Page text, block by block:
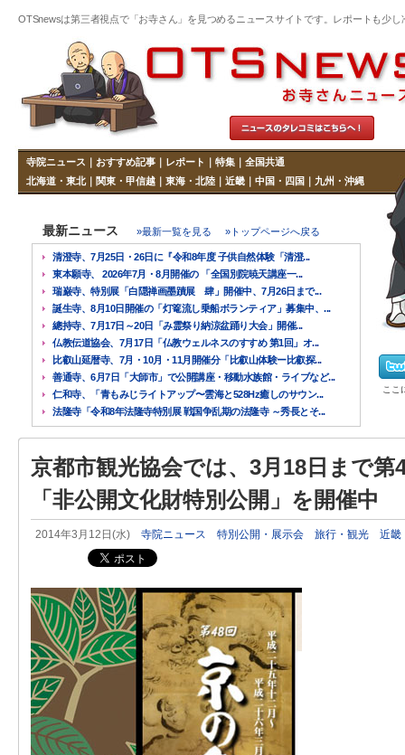
OTSnewsは第三者視点で「お寺さん」を見つめるニュースサイトです。レポートも少し
寺院ニュース ｜ おすすめ記事 ｜ レポート ｜ 特集 ｜ 全国共通
北海道・東北｜ 関東・甲信越 ｜ 東海・北陸 ｜ 近畿 ｜ 中国・四国 ｜ 九州・沖縄
最新ニュース »最新一覧を見る »トップページへ戻る
清澄寺、7月25日・26日に『令和8年度 子供自然体験「清澄...
東本願寺、 2026年7月・8月開催の 「全国別院暁天講座一...
瑞巌寺、特別展「白隠禅画墨蹟展 肆」開催中、7月26日まで...
誕生寺、8月10日開催の「灯篭流し乗船ボランティア」募集中、...
總持寺、7月17日～20日「み霊祭り納涼盆踊り大会」開催...
仏教伝道協会、7月17日「仏教ウェルネスのすすめ 第1回」オ...
比叡山延暦寺、7月・10月・11月開催分「比叡山体験ー比叡探...
善通寺、6月7日「大師市」で公開講座・移動水族館・ライブなど...
仁和寺、「青もみじライトアップ〜雲海と528Hz癒しのサウン...
法隆寺「令和8年法隆寺特別展 戦国争乱期の法隆寺 ～秀長とそ...
ここ
京都市観光協会では、3月18日まで第
「非公開文化財特別公開」を開催中
2014年3月12日(水) 寺院ニュース 特別公開・展示会 旅行・観光 近畿